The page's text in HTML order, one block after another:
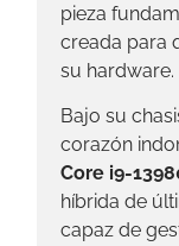
pieza
creada para
su hardware.
Bajo su
corazón
Core i9-
híbrida de
capaz de